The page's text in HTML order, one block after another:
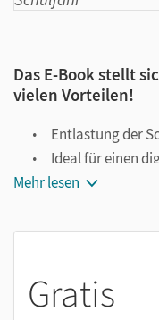
Das E-Book stellt
vielen Vorteilen!
Entlastung der
Ideal für einen
Notiz- und
Notizen erstellen
Mehr lesen
Gratis